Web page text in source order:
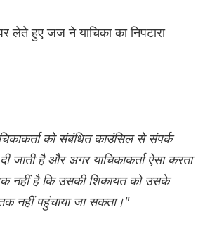
लेते हुए जज ने याचिका का निपटारा
को संबंधित काउंसिल से संपर्क
जाती है और अगर याचिकाकर्ता ऐसा करता
नहीं है कि उसकी शिकायत को उसके
नहीं पहुंचाया जा सकता।"